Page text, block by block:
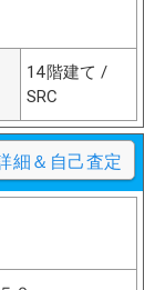
14階建て /
SRC
細＆自己査定